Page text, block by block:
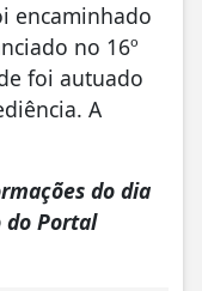
encaminhado
no 16º
foi autuado
A
do dia
do Portal